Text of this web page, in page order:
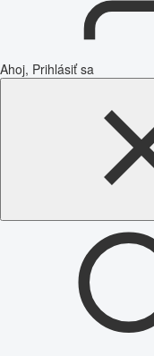
Ahoj, Prihlásiť sa